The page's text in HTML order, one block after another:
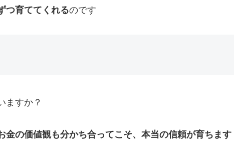
つ育ててくれるのです
ますか？
金の価値観も分かち合ってこそ、本当の信頼が育ちます